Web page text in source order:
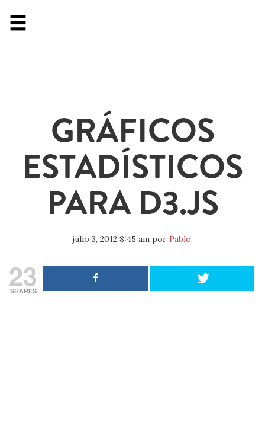
GRÁFICOS
ESTADÍSTICOS
PARA D3.JS
julio 3, 2012 8:45 am por Pablo.
23
SHARES